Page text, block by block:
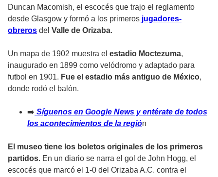
Duncan Macomish, el escocés que trajo el reglamento
desde Glasgow y formó a los primeros jugadores-
obreros del Valle de Orizaba.
Un mapa de 1902 muestra el estadio Moctezuma,
inaugurado en 1899 como velódromo y adaptado para
futbol en 1901. Fue el estadio más antiguo de México,
donde rodó el balón.
➡️ Síguenos en Google News y entérate de todos
los acontecimientos de la región
El museo tiene los boletos originales de los primeros
partidos. En un diario se narra el gol de John Hogg, el
escocés que marcó el 1-0 del Orizaba A.C. contra el